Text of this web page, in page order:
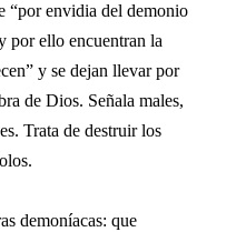
“por envidia del demonio
por ello encuentran la
y se dejan llevar por
de Dios. Señala males,
Trata de destruir los
demoníacas: que